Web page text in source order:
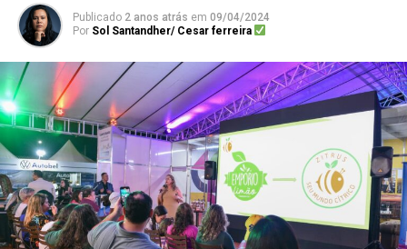
Publicado 2 anos atrás em 09/04/2024
Por Sol Santandher/ Cesar ferreira